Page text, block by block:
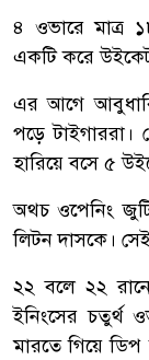
৪ ওভারে মাত্র
একটি করে
এর আগে
পড়ে
হারিয়ে বসে ৫
অথচ ওপেনিং
লিটন দাসকে।
২২ বলে ২২
ইনিংসের চতুর্থ
মারতে গিয়ে